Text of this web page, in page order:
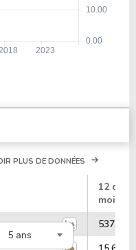
5 ans
PLUS DE DONNÉES
12
mois
537.15